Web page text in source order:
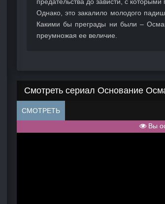
Однако, это закалило молодого
Какими бы преграды ни были –
преумножая ее величие.
Смотреть сериал Основание
СМОТРЕТЬ
Вы